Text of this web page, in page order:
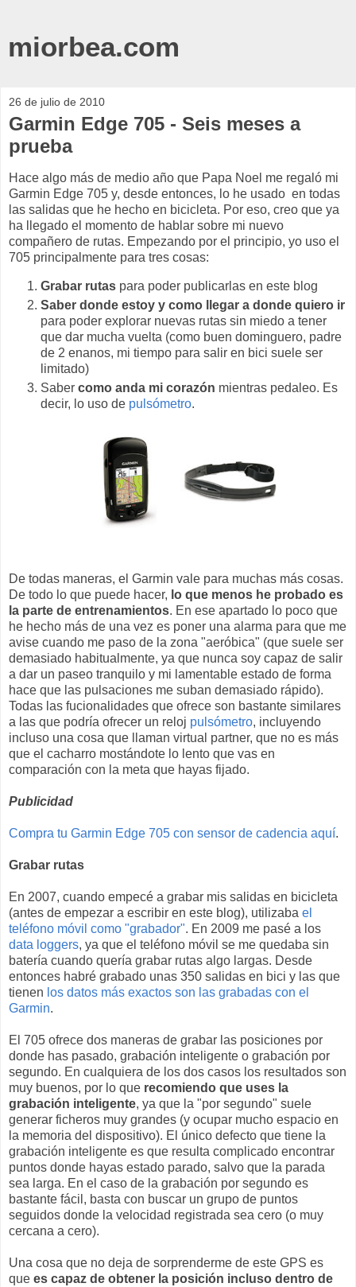
miorbea.com
26 de julio de 2010
Garmin Edge 705 - Seis meses a
prueba
Hace algo más de medio año que Papa Noel me regaló mi
Garmin Edge 705 y, desde entonces, lo he usado en todas
las salidas que he hecho en bicicleta. Por eso, creo que ya
ha llegado el momento de hablar sobre mi nuevo
compañero de rutas. Empezando por el principio, yo uso el
705 principalmente para tres cosas:
Grabar rutas para poder publicarlas en este blog
Saber donde estoy y como llegar a donde quiero ir
para poder explorar nuevas rutas sin miedo a tener
que dar mucha vuelta (como buen dominguero, padre
de 2 enanos, mi tiempo para salir en bici suele ser
limitado)
Saber como anda mi corazón mientras pedaleo. Es
decir, lo uso de pulsómetro.
De todas maneras, el Garmin vale para muchas más cosas.
De todo lo que puede hacer, lo que menos he probado es
la parte de entrenamientos. En ese apartado lo poco que
he hecho más de una vez es poner una alarma para que me
avise cuando me paso de la zona "aeróbica" (que suele ser
demasiado habitualmente, ya que nunca soy capaz de salir
a dar un paseo tranquilo y mi lamentable estado de forma
hace que las pulsaciones me suban demasiado rápido).
Todas las fucionalidades que ofrece son bastante similares
a las que podría ofrecer un reloj pulsómetro, incluyendo
incluso una cosa que llaman virtual partner, que no es más
que el cacharro mostándote lo lento que vas en
comparación con la meta que hayas fijado.
Publicidad
Compra tu Garmin Edge 705 con sensor de cadencia aquí.
Grabar rutas
En 2007, cuando empecé a grabar mis salidas en bicicleta
(antes de empezar a escribir en este blog), utilizaba el
teléfono móvil como "grabador". En 2009 me pasé a los
data loggers, ya que el teléfono móvil se me quedaba sin
batería cuando quería grabar rutas algo largas. Desde
entonces habré grabado unas 350 salidas en bici y las que
tienen los datos más exactos son las grabadas con el
Garmin.
El 705 ofrece dos maneras de grabar las posiciones por
donde has pasado, grabación inteligente o grabación por
segundo. En cualquiera de los dos casos los resultados son
muy buenos, por lo que recomiendo que uses la
grabación inteligente, ya que la "por segundo" suele
generar ficheros muy grandes (y ocupar mucho espacio en
la memoria del dispositivo). El único defecto que tiene la
grabación inteligente es que resulta complicado encontrar
puntos donde hayas estado parado, salvo que la parada
sea larga. En el caso de la grabación por segundo es
bastante fácil, basta con buscar un grupo de puntos
seguidos donde la velocidad registrada sea cero (o muy
cercana a cero).
Una cosa que no deja de sorprenderme de este GPS es
que es capaz de obtener la posición incluso dentro de